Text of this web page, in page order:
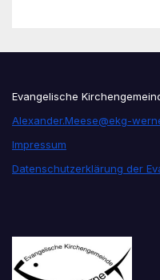
Evangelische
Alexander.Meese@ekg-
Impressum
Datenschutzerklärung der